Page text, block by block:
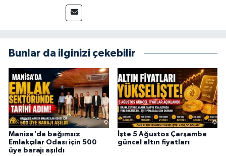
Bunlar da ilginizi çekebilir
Manisa'da bağımsız
Emlakçılar Odası için 500
üye barajı aşıldı
İşte 5 Ağustos Çarşamba
güncel altın fiyatları